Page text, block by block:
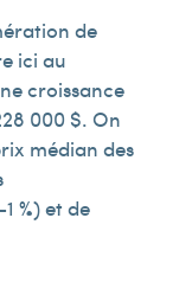
de
ici au
croissance
000 $. On
médian des
%) et de